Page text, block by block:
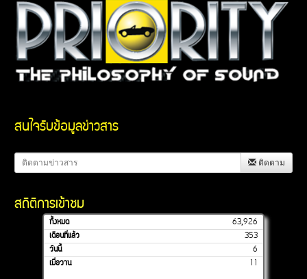
สนใจรับข้อมูลข่าวสาร
ติดตาม
สถิติการเข้าชม
ทั้งหมด
63,926
เดือนที่แล้ว
353
วันนี้
6
เมื่อวาน
11